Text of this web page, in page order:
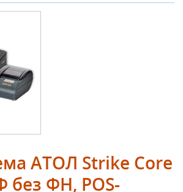
АТОЛ Strike Core
без ФН, POS-